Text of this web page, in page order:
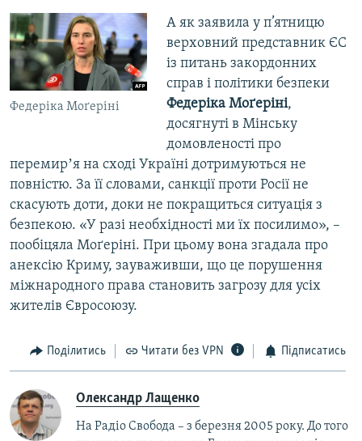
Федеріка Моґеріні
А як заявила у п’ятницю
верховний представник ЄС
із питань закордонних
справ і політики безпеки
Федеріка Моґеріні,
досягнуті в Мінську
домовленості про
перемирʼя на сході Україні дотримуються не
повністю. За її словами, санкції проти Росії не
скасують доти, доки не покращиться ситуація з
безпекою. «У разі необхідності ми їх посилимо», –
пообіцяла Моґеріні. При цьому вона згадала про
анексію Криму, зауваживши, що це порушення
міжнародного права становить загрозу для усіх
жителів Євросоюзу.
Поділитись Читати без VPN Підписатись
Олександр Лащенко
На Радіо Свобода – з березня 2005 року. До того